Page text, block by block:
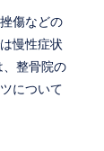
傷などの
慢性症状
、整骨院の
について